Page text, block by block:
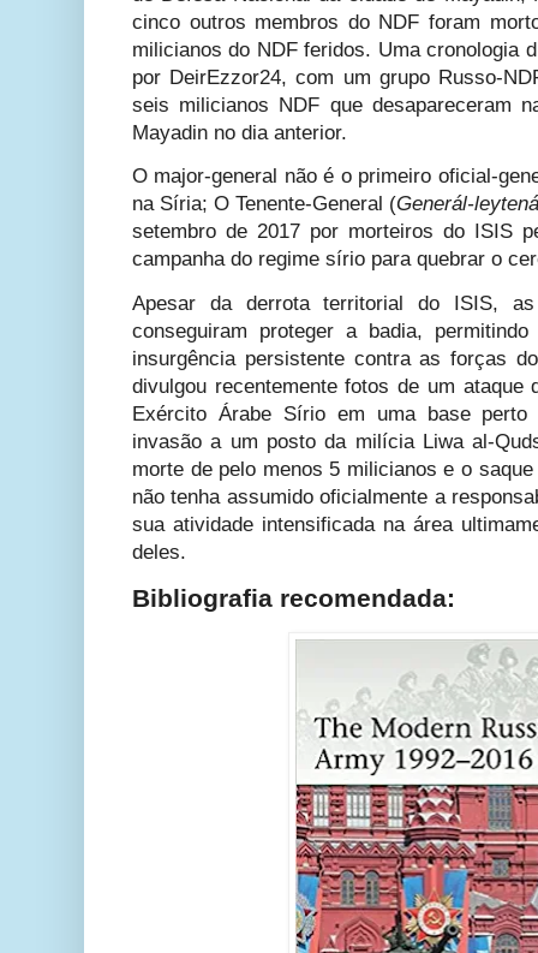
cinco outros membros do NDF foram
milicianos do NDF feridos. Uma cronologia
por DeirEzzor24, com um grupo Russo-
seis milicianos NDF que desapareceram
Mayadin no dia anterior.
O major-general não é o primeiro oficial-
na Síria; O Tenente-General (Generál-
setembro de 2017 por morteiros do ISIS
campanha do regime sírio para quebrar o
Apesar da derrota territorial do ISIS,
conseguiram proteger a badia,
insurgência persistente contra as forças
divulgou recentemente fotos de um ataque
Exército Árabe Sírio em uma base
invasão a um posto da milícia Liwa al-
morte de pelo menos 5 milicianos e o
não tenha assumido oficialmente a
sua atividade intensificada na área
deles.
Bibliografia recomendada: